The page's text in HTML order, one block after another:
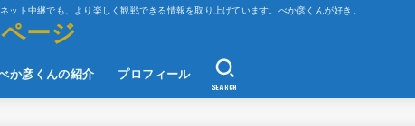
ト中継でも、より楽しく観戦できる情報を取り上げています。べか彦くんが好き。
ージ
か彦くんの紹介 プロフィール
SEARCH